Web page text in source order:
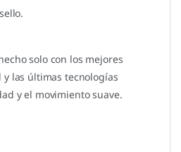
solo con los mejores
las últimas tecnologías
y el movimiento suave.